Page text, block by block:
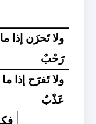
ولا تَحزَن إذا
رَحْبٌ
ولا تَفرَح إذا
عَذْبٌ